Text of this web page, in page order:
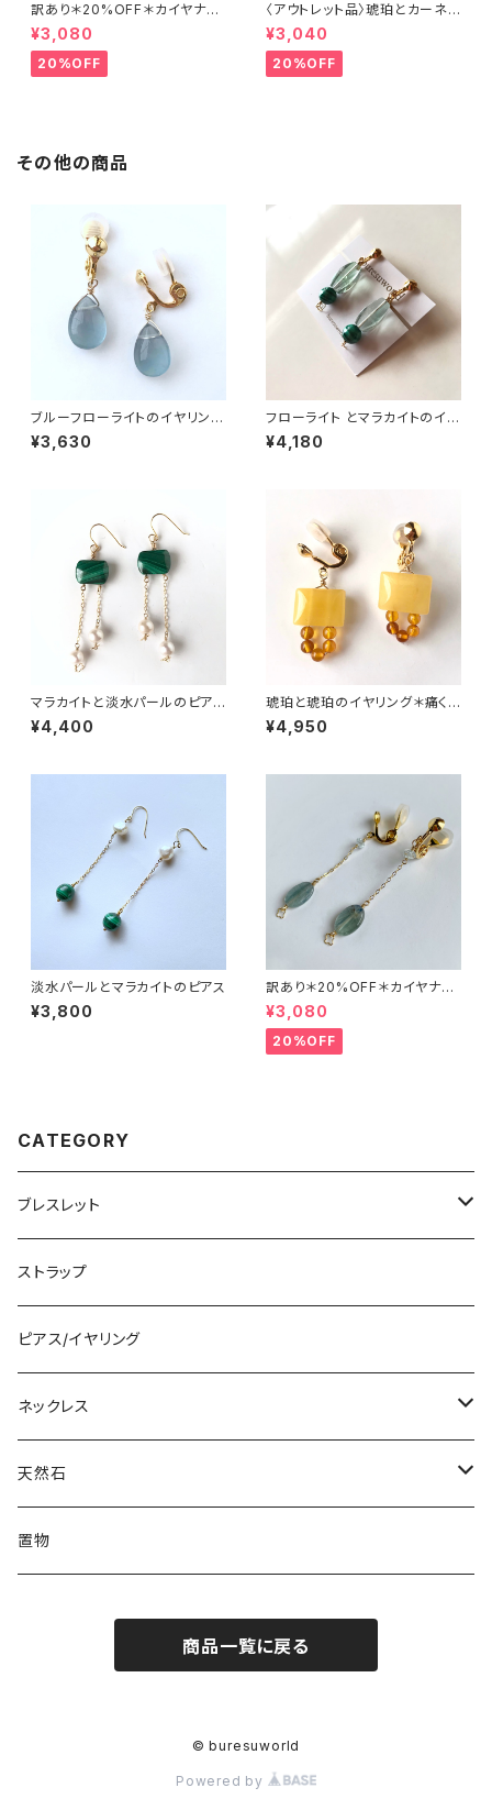
訳あり＊20%OFF＊カイヤナイ
トとアクアマリンのイヤリング
¥3,080
20%OFF
〈アウトレット品〉琥珀とカーネリ
アンのイヤリング
¥3,040
20%OFF
その他の商品
ブルーフローライトのイヤリング
＊痛くなりにくいイヤリング
¥3,630
フローライト とマラカイトのイヤ
リング
¥4,180
マラカイトと淡水パールのピアス
＊14kgf
¥4,400
琥珀と琥珀のイヤリング＊痛く
なりにくいイヤリング
¥4,950
淡水パールとマラカイトのピアス
¥3,800
訳あり＊20%OFF＊カイヤナイ
トとアクアマリンのイヤリング
¥3,080
20%OFF
CATEGORY
ブレスレット
ワイヤークラフト
ストラップ
ピアス/イヤリング
ネックレス
ロングネックレス
ペンダント
天然石
原石
置物
商品一覧に戻る
© buresuworld
Powered by